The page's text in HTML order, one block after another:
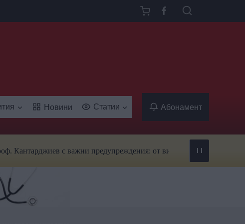
Новини Статии Абонамент
с важни предупреждения: от вируси и ухапвания от комари